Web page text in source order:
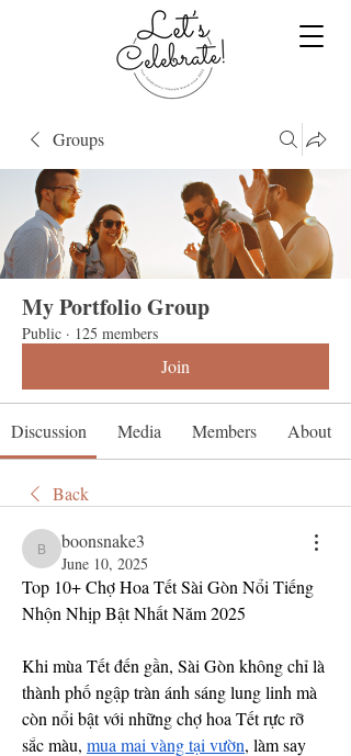
Groups
My Portfolio Group
Public · 125 members
Join
Discussion Media Members About
Back
boonsnake3
boonsnake3
June 10, 2025
Top 10+ Chợ Hoa Tết Sài Gòn Nổi Tiếng
Nhộn Nhịp Bật Nhất Năm 2025
Khi mùa Tết đến gần, Sài Gòn không chỉ là
thành phố ngập tràn ánh sáng lung linh mà
còn nổi bật với những chợ hoa Tết rực rỡ
sắc màu, mua mai vàng tại vườn, làm say